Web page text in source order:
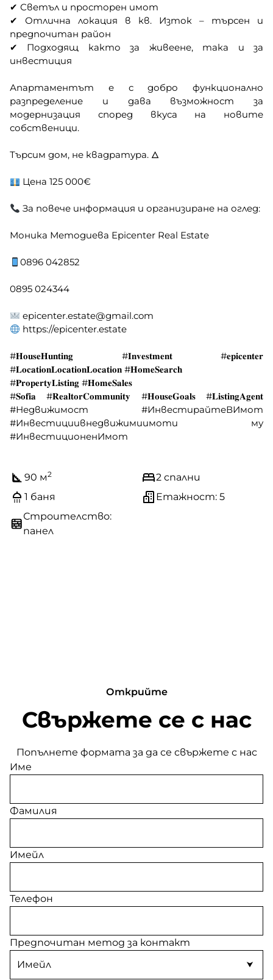
✔ Светъл и просторен имот
✔ Отлична локация в кв. Изток – търсен и
предпочитан район
✔ Подходящ както за живеене, така и за
инвестиция
Апартаментът е с добро функционално
разпределение и дава възможност за
модернизация според вкуса на новите
собственици.
Търсим дом, не квадратура. 🜂
Цена 125 000€
За повече информация и организиране на оглед:
Моника Методиева Epicenter Real Estate
0896 042852
0895 024344
epicenter.estate@gmail.com
https://epicenter.estate
#𝐇𝐨𝐮𝐬𝐞𝐇𝐮𝐧𝐭𝐢𝐧𝐠 #𝐈𝐧𝐯𝐞𝐬𝐭𝐦𝐞𝐧𝐭 #𝐞𝐩𝐢𝐜𝐞𝐧𝐭𝐞𝐫
#𝐋𝐨𝐜𝐚𝐭𝐢𝐨𝐧𝐋𝐨𝐜𝐚𝐭𝐢𝐨𝐧𝐋𝐨𝐜𝐚𝐭𝐢𝐨𝐧 #𝐇𝐨𝐦𝐞𝐒𝐞𝐚𝐫𝐜𝐡
#𝐏𝐫𝐨𝐩𝐞𝐫𝐭𝐲𝐋𝐢𝐬𝐭𝐢𝐧𝐠 #𝐇𝐨𝐦𝐞𝐒𝐚𝐥𝐞𝐬
#𝐒𝐨𝐟𝐢𝐚 #𝐑𝐞𝐚𝐥𝐭𝐨𝐫𝐂𝐨𝐦𝐦𝐮𝐧𝐢𝐭𝐲 #𝐇𝐨𝐮𝐬𝐞𝐆𝐨𝐚𝐥𝐬 #𝐋𝐢𝐬𝐭𝐢𝐧𝐠𝐀𝐠𝐞𝐧𝐭
#Недвижимост #ИнвестирайтеВИмот
#Инвестициивнедвижимиимоти му
#ИнвестиционенИмот
90 м2
2 спални
1 баня
Етажност: 5
Строителство:
панел
Открийте
Свържете се с нас
Попълнете формата за да се свържете с нас
Име
Фамилия
Имейл
Телефон
Предпочитан метод за контакт